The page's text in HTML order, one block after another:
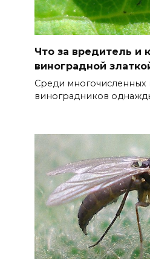
Что за вредитель и
виноградной
Среди многочисленных
виноградников